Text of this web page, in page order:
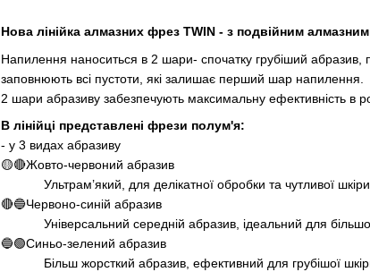
Нова лінійка алмазних фрез TWIN - з подвійним
Напилення наноситься в 2 шари- спочатку грубіший
заповнюють всі пустоти, які залишає перший шар напилення.
2 шари абразиву забезпечують максимальну ефективність в
В лінійці представлені фрези полум'я:
- у 3 видах абразиву
🟡🔴Жовто-червоний абразив
Ультрам’який, для делікатної обробки та чутливої шкіри
🔴🔵Червоно-синій абразив
Універсальний середній абразив, ідеальний для
🔵🟢Синьо-зелений абразив
Більш жорсткий абразив, ефективний для грубішої